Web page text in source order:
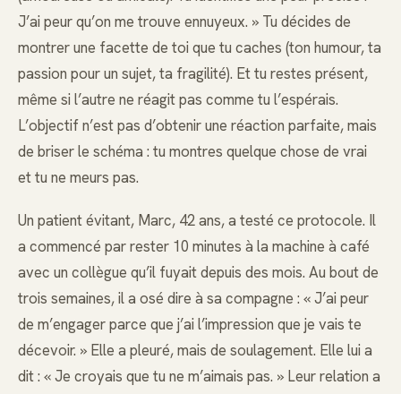
J’ai peur qu’on me trouve ennuyeux. » Tu décides de
montrer une facette de toi que tu caches (ton humour, ta
passion pour un sujet, ta fragilité). Et tu restes présent,
même si l’autre ne réagit pas comme tu l’espérais.
L’objectif n’est pas d’obtenir une réaction parfaite, mais
de briser le schéma : tu montres quelque chose de vrai
et tu ne meurs pas.
Un patient évitant, Marc, 42 ans, a testé ce protocole. Il
a commencé par rester 10 minutes à la machine à café
avec un collègue qu’il fuyait depuis des mois. Au bout de
trois semaines, il a osé dire à sa compagne : « J’ai peur
de m’engager parce que j’ai l’impression que je vais te
décevoir. » Elle a pleuré, mais de soulagement. Elle lui a
dit : « Je croyais que tu ne m’aimais pas. » Leur relation a